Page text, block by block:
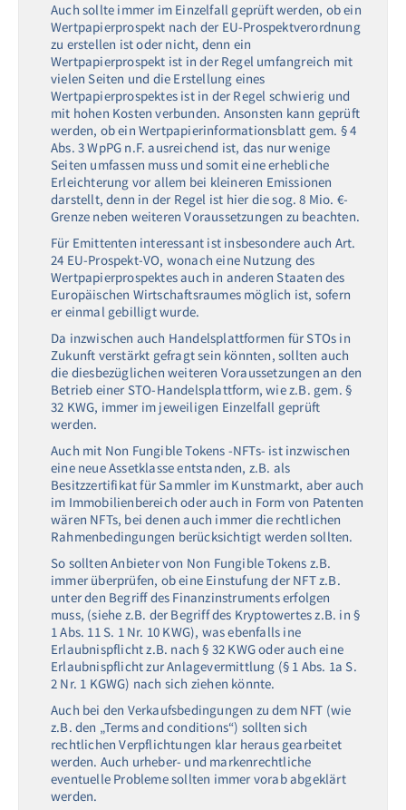
Auch sollte immer im Einzelfall geprüft werden, ob ein
Wertpapierprospekt nach der EU-Prospektverordnung
zu erstellen ist oder nicht, denn ein
Wertpapierprospekt ist in der Regel umfangreich mit
vielen Seiten und die Erstellung eines
Wertpapierprospektes ist in der Regel schwierig und
mit hohen Kosten verbunden. Ansonsten kann geprüft
werden, ob ein Wertpapierinformationsblatt gem. § 4
Abs. 3 WpPG n.F. ausreichend ist, das nur wenige
Seiten umfassen muss und somit eine erhebliche
Erleichterung vor allem bei kleineren Emissionen
darstellt, denn in der Regel ist hier die sog. 8 Mio. €-
Grenze neben weiteren Voraussetzungen zu beachten.
Für Emittenten interessant ist insbesondere auch Art.
24 EU-Prospekt-VO, wonach eine Nutzung des
Wertpapierprospektes auch in anderen Staaten des
Europäischen Wirtschaftsraumes möglich ist, sofern
er einmal gebilligt wurde.
Da inzwischen auch Handelsplattformen für STOs in
Zukunft verstärkt gefragt sein könnten, sollten auch
die diesbezüglichen weiteren Voraussetzungen an den
Betrieb einer STO-Handelsplattform, wie z.B. gem. §
32 KWG, immer im jeweiligen Einzelfall geprüft
werden.
Auch mit Non Fungible Tokens -NFTs- ist inzwischen
eine neue Assetklasse entstanden, z.B. als
Besitzzertifikat für Sammler im Kunstmarkt, aber auch
im Immobilienbereich oder auch in Form von Patenten
wären NFTs, bei denen auch immer die rechtlichen
Rahmenbedingungen berücksichtigt werden sollten.
So sollten Anbieter von Non Fungible Tokens z.B.
immer überprüfen, ob eine Einstufung der NFT z.B.
unter den Begriff des Finanzinstruments erfolgen
muss, (siehe z.B. der Begriff des Kryptowertes z.B. in §
1 Abs. 11 S. 1 Nr. 10 KWG), was ebenfalls ine
Erlaubnispflicht z.B. nach § 32 KWG oder auch eine
Erlaubnispflicht zur Anlagevermittlung (§ 1 Abs. 1a S.
2 Nr. 1 KGWG) nach sich ziehen könnte.
Auch bei den Verkaufsbedingungen zu dem NFT (wie
z.B. den „Terms and conditions“) sollten sich
rechtlichen Verpflichtungen klar heraus gearbeitet
werden. Auch urheber- und markenrechtliche
eventuelle Probleme sollten immer vorab abgeklärt
werden.